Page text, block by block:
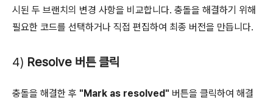
시된 두 브랜치의 변경 사항을 비교합니다. 충돌을 해결하기 위해
필요한 코드를 선택하거나 직접 편집하여 최종 버전을 만듭니다.
4) Resolve 버튼 클릭
충돌을 해결한 후 "Mark as resolved" 버튼을 클릭하여 해결